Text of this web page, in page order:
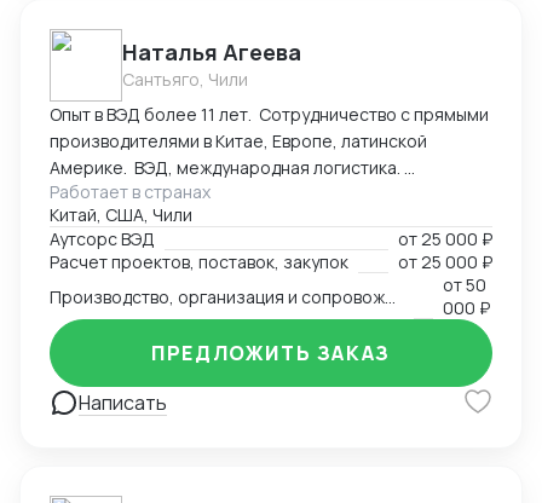
Бухгалтерское сопровождение (1С) - Ведение ВЭД
(договора, инвойсы, акты). - Помощь в проведении и
составлении документов при посреднических
сделках. - Получение справок, лицензий и
сертификатов - Бизнес консалтинг
Наталья Агеева
Сантьяго, Чили
Опыт в ВЭД более 11 лет. Сотрудничество с прямыми
производителями в Китае, Европе, латинской
Америке. ВЭД, международная логистика.
Консалтинг. Закупки: оборудование, текстиль,
товары народного потребления. Собственная база
производств, логистика и платежи.
Работает в странах
Китай, США, Чили
Аутсорс ВЭД
от25 000 ₽
Расчет проектов, поставок, закупок
от25 000 ₽
от50
000 ₽
Написать
ПРЕДЛОЖИТЬ ЗАКАЗ